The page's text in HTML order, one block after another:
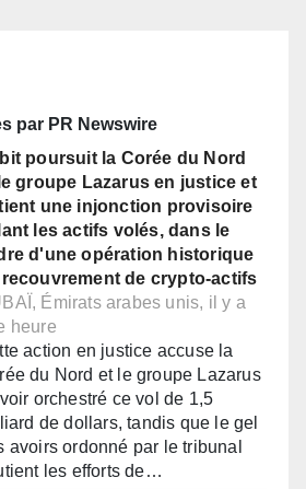
par PR Newswire
poursuit la Corée du Nord
groupe Lazarus en justice et
une injonction provisoire
les actifs volés, dans le
d'une opération historique
de crypto-actifs
Émirats arabes unis, il y a
heure
action en justice accuse la
du Nord et le groupe Lazarus
orchestré ce vol de 1,5
de dollars, tandis que le gel
avoirs ordonné par le tribunal
les efforts de…